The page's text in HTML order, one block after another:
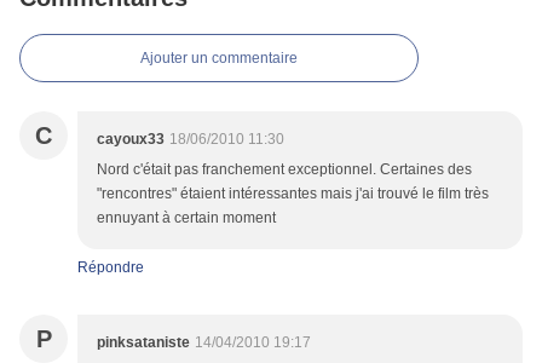
Ajouter un commentaire
C cayoux33 18/06/2010 11:30
Nord c'était pas franchement exceptionnel. Certaines des
"rencontres" étaient intéressantes mais j'ai trouvé le film très
ennuyant à certain moment
Répondre
P pinksataniste 14/04/2010 19:17